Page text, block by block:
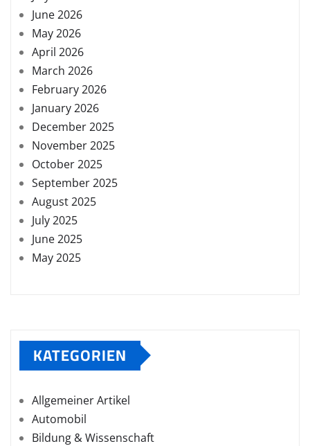
June 2026
May 2026
April 2026
March 2026
February 2026
January 2026
December 2025
November 2025
October 2025
September 2025
August 2025
July 2025
June 2025
May 2025
KATEGORIEN
Allgemeiner Artikel
Automobil
Bildung & Wissenschaft